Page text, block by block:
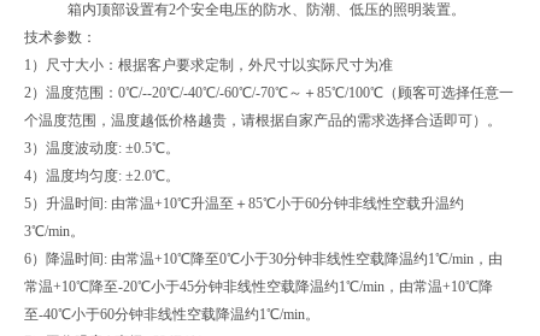
箱内顶部设置有2个安全电压的防水、防潮、低压的照明装置。
技术参数：
1）尺寸大小：根据客户要求定制，外尺寸以实际尺寸为准
2）温度范围：0℃/--20℃/-40℃/-60℃/-70℃～＋85℃/100℃（顾客可选择任意一
个温度范围，温度越低价格越贵，请根据自家产品的需求选择合适即可）。
3）温度波动度: ±0.5℃。
4）温度均匀度: ±2.0℃。
5）升温时间: 由常温+10℃升温至＋85℃小于60分钟非线性空载升温约
3℃/min。
6）降温时间: 由常温+10℃降至0℃小于30分钟非线性空载降温约1℃/min，由
常温+10℃降至-20℃小于45分钟非线性空载降温约1℃/min，由常温+10℃降
至-40℃小于60分钟非线性空载降温约1℃/min。